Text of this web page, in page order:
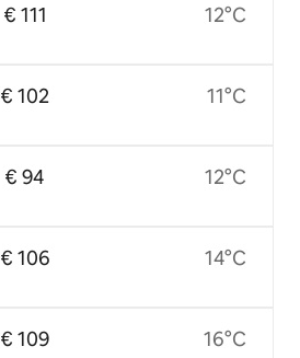
€ 111
€ 102
€ 94
€ 106
€ 109
12°C
11°C
12°C
14°C
16°C